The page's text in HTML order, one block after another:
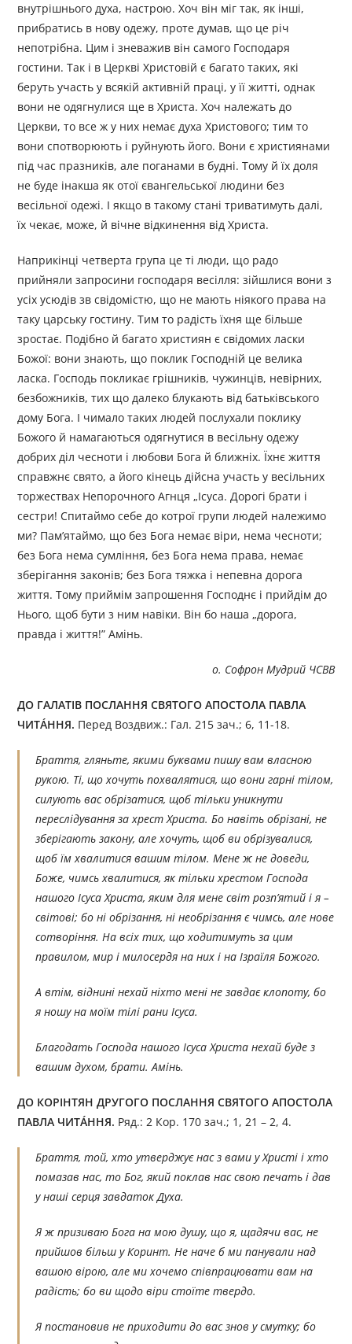
внутрішнього духа, настрою. Хоч він міг так, як інші,
прибратись в нову одежу, проте думав, що це річ
непотрібна. Цим і зневажив він самого Господаря
гостини. Так і в Церкві Христовій є багато таких, які
беруть участь у всякій активній праці, у її житті, однак
вони не одягнулися ще в Христа. Хоч належать до
Церкви, то все ж у них немає духа Христового; тим то
вони спотворюють і руйнують його. Вони є християнами
під час празників, але поганами в будні. Тому й їх доля
не буде інакша як отої євангельської людини без
весільної одежі. І якщо в такому стані триватимуть далі,
їх чекає, може, й вічне відкинення від Христа.
Наприкінці четверта група це ті люди, що радо
прийняли запросини господаря весілля: зійшлися вони з
усіх усюдів зв свідомістю, що не мають ніякого права на
таку царську гостину. Тим то радість їхня ще більше
зростає. Подібно й багато християн є свідомих ласки
Божої: вони знають, що поклик Господній це велика
ласка. Господь покликає грішників, чужинців, невірних,
безбожників, тих що далеко блукають від батьківського
дому Бога. І чимало таких людей послухали поклику
Божого й намагаються одягнутися в весільну одежу
добрих діл чесноти і любови Бога й ближніх. Їхнє життя
справжнє свято, а його кінець дійсна участь у весільних
торжествах Непорочного Агнця „Ісуса. Дорогі брати і
сестри! Спитаймо себе до котрої групи людей належимо
ми? Пам’ятаймо, що без Бога немає віри, нема чесноти;
без Бога нема сумління, без Бога нема права, немає
зберігання законів; без Бога тяжка і непевна дорога
життя. Тому приймім запрошення Господнє і прийдім до
Нього, щоб бути з ним навіки. Він бо наша „дорога,
правда і життя!” Амінь.
о. Софрон Мудрий ЧСВВ
ДО ГАЛАТІВ ПОСЛАННЯ СВЯТОГО АПОСТОЛА ПАВЛА
ЧИТÁННЯ. Перед Воздвиж.: Гал. 215 зач.; 6, 11-18.
Браття, гляньте, якими буквами пишу вам власною
рукою. Ті, що хочуть похвалятися, що вони гарні тілом,
силують вас обрізатися, щоб тільки уникнути
переслідування за хрест Христа. Бо навіть обрізані, не
зберігають закону, але хочуть, щоб ви обрізувалися,
щоб їм хвалитися вашим тілом. Мене ж не доведи,
Боже, чимсь хвалитися, як тільки хрестом Господа
нашого Ісуса Христа, яким для мене світ розп’ятий і я –
світові; бо ні обрізання, ні необрізання є чимсь, але нове
сотворіння. На всіх тих, що ходитимуть за цим
правилом, мир і милосердя на них і на Ізраїля Божого.
А втім, віднині нехай ніхто мені не завдає клопоту, бо
я ношу на моїм тілі рани Ісуса.
Благодать Господа нашого Ісуса Христа нехай буде з
вашим духом, брати. Амінь.
ДО КОРІНТЯН ДРУГОГО ПОСЛАННЯ СВЯТОГО АПОСТОЛА
ПАВЛА ЧИТÁННЯ. Ряд.: 2 Кор. 170 зач.; 1, 21 – 2, 4.
Браття, той, хто утверджує нас з вами у Христі і хто
помазав нас, то Бог, який поклав нас свою печать і дав
у наші серця завдаток Духа.
Я ж призиваю Бога на мою душу, що я, щадячи вас, не
прийшов більш у Коринт. Не наче б ми панували над
вашою вірою, але ми хочемо співпрацювати вам на
радість; бо ви щодо віри стоїте твердо.
Я постановив не приходити до вас знов у смутку; бо